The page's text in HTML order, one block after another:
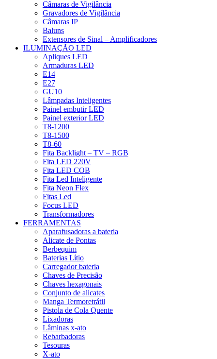
Câmaras de Vigilância
Gravadores de Vigilância
Câmaras IP
Baluns
Extensores de Sinal – Amplificadores
ILUMINAÇÃO LED
Apliques LED
Armaduras LED
E14
E27
GU10
Lâmpadas Inteligentes
Painel embutir LED
Painel exterior LED
T8-1200
T8-1500
T8-60
Fita Backlight – TV – RGB
Fita LED 220V
Fita LED COB
Fita Led Inteligente
Fita Neon Flex
Fitas Led
Focus LED
Transformadores
FERRAMENTAS
Aparafusadoras a bateria
Alicate de Pontas
Berbequim
Baterias Lítio
Carregador bateria
Chaves de Precisão
Chaves hexagonais
Conjunto de alicates
Manga Termoretrátil
Pistola de Cola Quente
Lixadoras
Lâminas x-ato
Rebarbadoras
Tesouras
X-ato